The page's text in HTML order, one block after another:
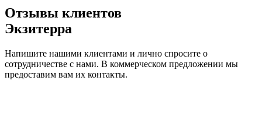
Отзывы клиентов
Экзитерра
Напишите нашими клиентами и лично спросите о
сотрудничестве с нами. В коммерческом предложении мы
предоставим вам их контакты.